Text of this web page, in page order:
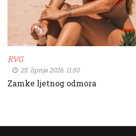
RVG
25. lipnja 2026. 11:50
Zamke ljetnog odmora